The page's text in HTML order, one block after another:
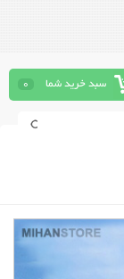
سبد خرید شما 0